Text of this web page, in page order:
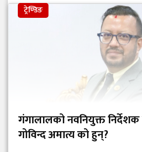
ट्रेण्डिङ
गंगालालको नवनियुक्त निर्देशक
गोविन्द अमात्य को हुन्?